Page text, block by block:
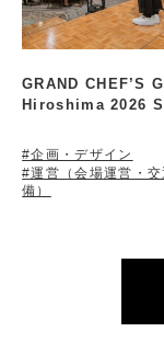
GRAND CHEF’S
Hiroshima 2026
#企画・デザイン
#運営（会場運営・
備）